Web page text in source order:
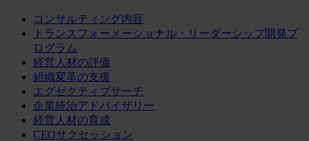
コンサルティング内容
トランスフォーメーショナル・リーダーシップ開発プ
ログラム
経営人材の評価
組織変革の支援
エグゼクティブサーチ
企業統治アドバイザリー
経営人材の育成
CEOサクセッション